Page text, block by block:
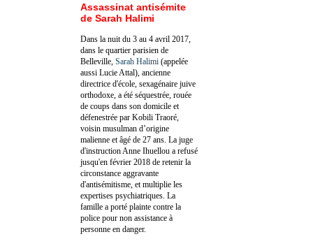
Assassinat antisémite
de Sarah Halimi
Dans la nuit du 3 au 4 avril 2017,
dans le quartier parisien de
Belleville, Sarah Halimi (appelée
aussi Lucie Attal), ancienne
directrice d'école, sexagénaire juive
orthodoxe, a été séquestrée, rouée
de coups dans son domicile et
défenestrée par Kobili Traoré,
voisin musulman d’origine
malienne et âgé de 27 ans. La juge
d'instruction Anne Ihuellou a refusé
jusqu'en février 2018 de retenir la
circonstance aggravante
d'antisémitisme, et multiplie les
expertises psychiatriques. La
famille a porté plainte contre la
police pour non assistance à
personne en danger.